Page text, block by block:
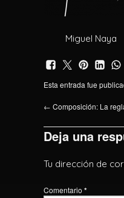
Miguel Naya
Esta entrada fue
← Composición: La
Deja una
Tu dirección de
Comentario *